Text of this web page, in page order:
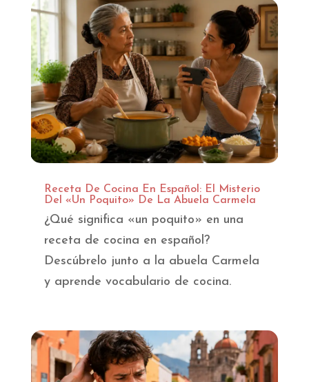
Receta De Cocina En Español: El Misterio
Del «Un Poquito» De La Abuela Carmela
¿Qué significa «un poquito» en una
receta de cocina en español?
Descúbrelo junto a la abuela Carmela
y aprende vocabulario de cocina.